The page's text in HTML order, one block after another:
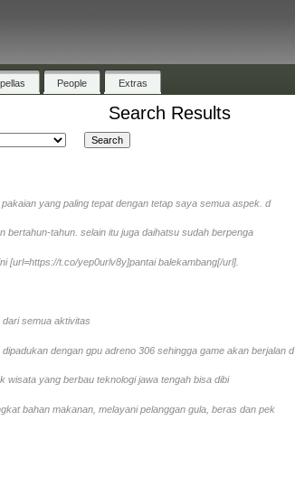
People Extras
Search Results
yang paling tepat dengan tetap saya semua aspek. d
bertahun-tahun. selain itu juga daihatsu sudah berpenga
[url=https://t.co/yep0urlv8y]pantai balekambang[/url].
semua aktivitas
dengan gpu adreno 306 sehingga game akan berjalan d
wisata yang berbau teknologi jawa tengah bisa dibi
bahan makanan, melayani pelanggan gula, beras dan pek